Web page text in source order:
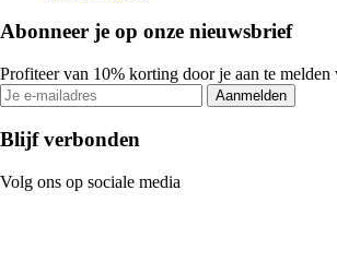
Abonneer je op onze nieuwsbrief
Profiteer van 10% korting door je aan te
Aanmelden
Blijf verbonden
Volg ons op sociale media